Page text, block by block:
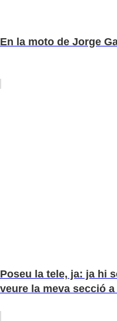
En la moto de Jorge
Poseu la tele, ja: ja hi
veure la meva secció